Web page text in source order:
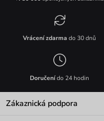
Vrácení zdarma do 30 dnů
Doručenído 24 hodin
Zákaznická podpora